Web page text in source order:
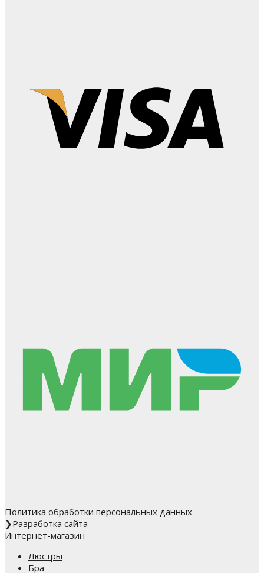
Политика обработки персональных данных
❯Разработка сайта
Интернет-магазин
Люстры
Бра